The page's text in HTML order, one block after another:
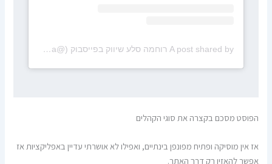
A post shared by רוחמה סלע שיווק בפייסבוק (@sellaruhama)
הפוסט מסכם בקצרה את סוגי הקהלים
אז אין מוסיקה ופתיח מפונפן בינתיים, ואפילו לא אושרתי עדיין באפליקציות אז
אפשר להאזין רק דרך האתר.